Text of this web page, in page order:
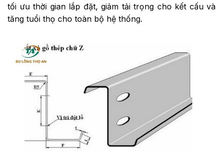
tối ưu thời gian lắp đặt, giảm tải trọng cho kết cấu và
tăng tuổi thọ cho toàn bộ hệ thống.